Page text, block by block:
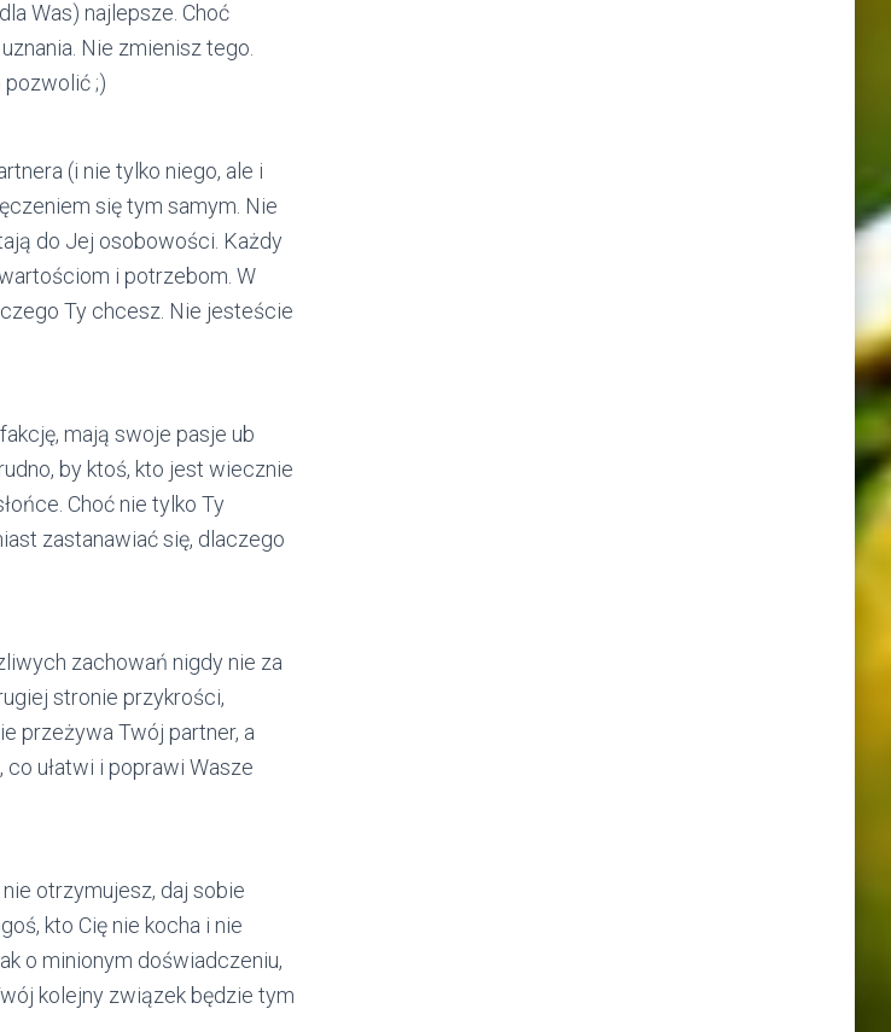
Was) najlepsze. Choć
Nie zmienisz tego.
pozwolić ;)
(i nie tylko niego, ale i
się tym samym. Nie
do Jej osobowości. Każdy
i potrzebom. W
Ty chcesz. Nie jesteście
mają swoje pasje ub
by ktoś, kto jest wiecznie
Choć nie tylko Ty
zastanawiać się, dlaczego
zachowań nigdy nie za
stronie przykrości,
przeżywa Twój partner, a
co ułatwi i poprawi Wasze
otrzymujesz, daj sobie
kto Cię nie kocha i nie
o minionym doświadczeniu,
kolejny związek będzie tym